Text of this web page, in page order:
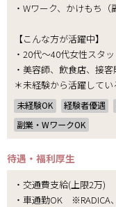
・Wワーク、かけもち（
【こんな方が活躍中】
・20代～40代女性スタ
・美容師、飲食店、接
＊未経験から活躍して
未経験OK 経験者優遇
副業・WワークOK
待遇・福利厚生
・交通費支給(上限2万)
・車通勤OK ※RADICA